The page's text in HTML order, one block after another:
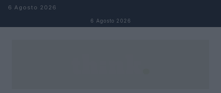
Salta al contenuto
6 Agosto 2026
6 Agosto 2026